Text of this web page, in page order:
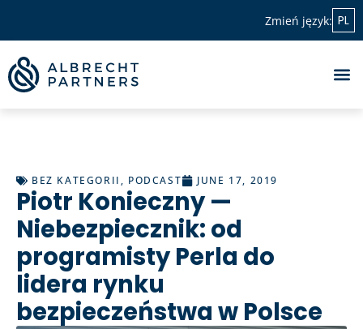
Zmień język: PL
BEZ KATEGORII , PODCAST JUNE 17, 2019
Piotr Konieczny —
Niebezpiecznik: od
programisty Perla do
lidera rynku
bezpieczeństwa w Polsce